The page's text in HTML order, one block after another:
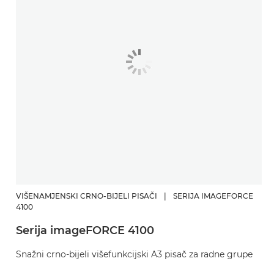
VIŠENAMJENSKI CRNO-BIJELI PISAČI
SERIJA IMAGEFORCE
4100
Serija imageFORCE 4100
Snažni crno-bijeli višefunkcijski A3 pisač za radne grupe